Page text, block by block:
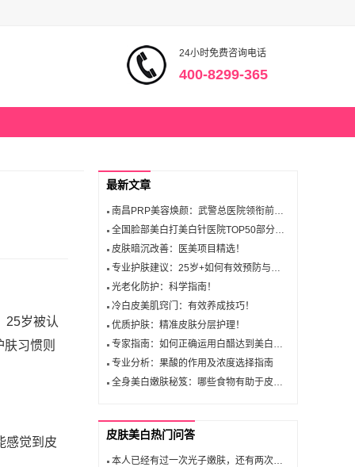
24小时免费咨询电话
400-8299-365
25岁被认
习惯则
感觉到皮
最新文章
南昌PRP美容焕颜：武警总医院领衔前三名医院推荐！
全国脸部美白打美白针医院TOP50部分医院推荐
皮肤暗沉改善：医美项目精选！
专业护肤建议：25岁+如何有效预防与修复皱纹？
光老化防护：科学指南！
冷白皮美肌窍门：有效养成技巧！
优质护肤：精准皮肤分层护理！
专家指南：如何正确运用白醋达到美白效果！
专业分析：果酸的作用及浓度选择指南
全身美白嫩肤秘笈：哪些食物有助于皮肤美白？
皮肤美白热门问答
本人已经有过一次光子嫩肤，还有两次果...